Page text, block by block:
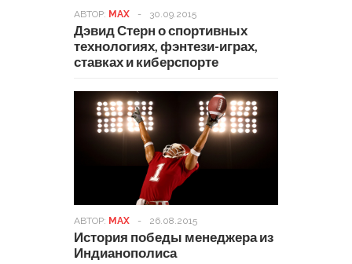
АВТОР: MAX - 30.09.2015
Дэвид Стерн о спортивных
технологиях, фэнтези-играх,
ставках и киберспорте
АВТОР: MAX - 26.08.2015
История победы менеджера из
Индианополиса